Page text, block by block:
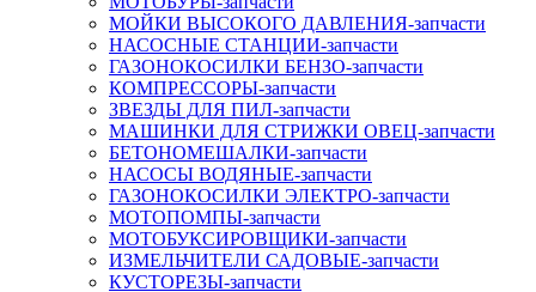
МОЙКИ ВЫСОКОГО ДАВЛЕНИЯ-запчасти
НАСОСНЫЕ СТАНЦИИ-запчасти
ГАЗОНОКОСИЛКИ БЕНЗО-запчасти
КОМПРЕССОРЫ-запчасти
ЗВЕЗДЫ ДЛЯ ПИЛ-запчасти
МАШИНКИ ДЛЯ СТРИЖКИ ОВЕЦ-запчасти
БЕТОНОМЕШАЛКИ-запчасти
НАСОСЫ ВОДЯНЫЕ-запчасти
ГАЗОНОКОСИЛКИ ЭЛЕКТРО-запчасти
МОТОПОМПЫ-запчасти
МОТОБУКСИРОВЩИКИ-запчасти
ИЗМЕЛЬЧИТЕЛИ САДОВЫЕ-запчасти
КУСТОРЕЗЫ-запчасти